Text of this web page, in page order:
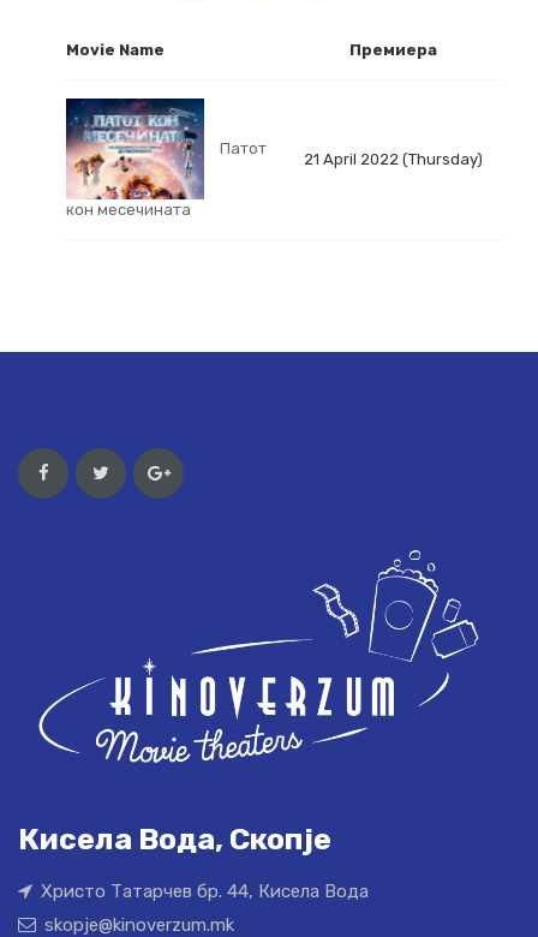
Movie Name Премиера
Патот
кон месечината
21 April 2022 (Thursday)
Кисела Вода, Скопје
Христо Татарчев бр. 44, Кисела Вода
skopje@kinoverzum.mk